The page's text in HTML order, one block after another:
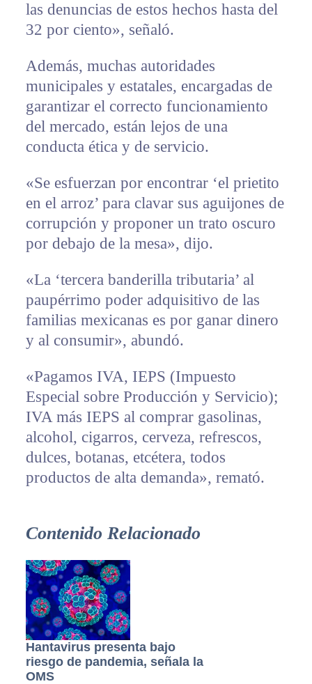
las denuncias de estos hechos hasta del
32 por ciento», señaló.
Además, muchas autoridades
municipales y estatales, encargadas de
garantizar el correcto funcionamiento
del mercado, están lejos de una
conducta ética y de servicio.
«Se esfuerzan por encontrar ‘el prietito
en el arroz’ para clavar sus aguijones de
corrupción y proponer un trato oscuro
por debajo de la mesa», dijo.
«La ‘tercera banderilla tributaria’ al
paupérrimo poder adquisitivo de las
familias mexicanas es por ganar dinero
y al consumir», abundó.
«Pagamos IVA, IEPS (Impuesto
Especial sobre Producción y Servicio);
IVA más IEPS al comprar gasolinas,
alcohol, cigarros, cerveza, refrescos,
dulces, botanas, etcétera, todos
productos de alta demanda», remató.
Contenido Relacionado
Hantavirus presenta bajo
riesgo de pandemia, señala la
OMS